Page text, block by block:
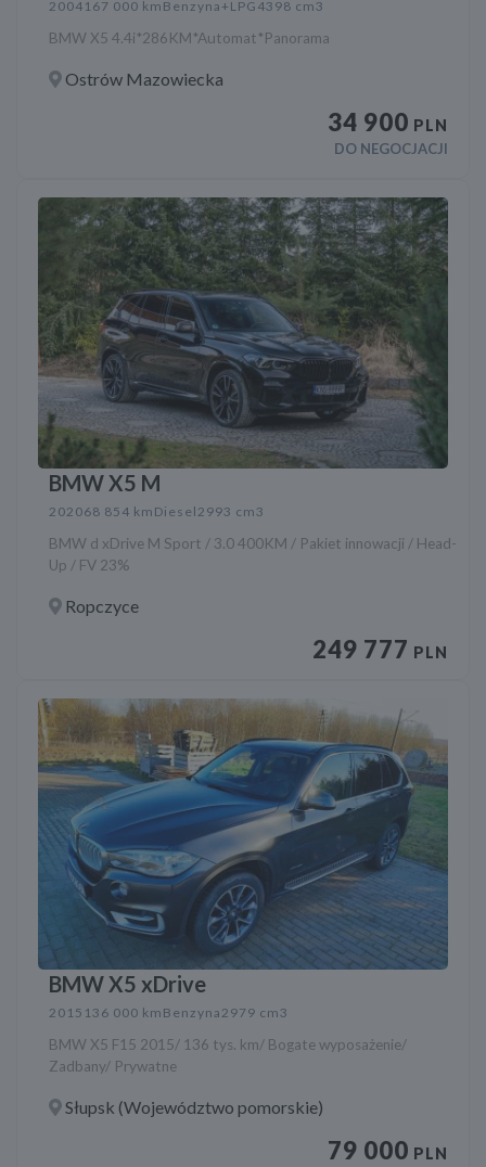
2004 167 000 km Benzyna+LPG 4398 cm3
BMW X5 4.4i*286KM*Automat*Panorama
Ostrów Mazowiecka
34 900 PLN
DO NEGOCJACJI
BMW X5 M
202068 854 km Diesel2993 cm3
BMW d xDrive M Sport / 3.0 400KM / Pakiet innowacji / Head-
Up / FV 23%
Ropczyce
249 777 PLN
BMW X5 xDrive
2015 136 000 km Benzyna2979 cm3
BMW X5 F15 2015/ 136 tys. km/ Bogate wyposażenie/
Zadbany/ Prywatne
Słupsk (Województwo pomorskie)
79 000 PLN